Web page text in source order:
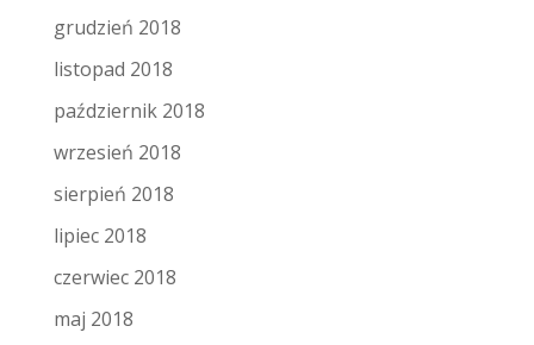
grudzień 2018
listopad 2018
październik 2018
wrzesień 2018
sierpień 2018
lipiec 2018
czerwiec 2018
maj 2018